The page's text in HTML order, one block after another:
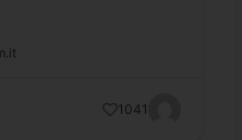
1041